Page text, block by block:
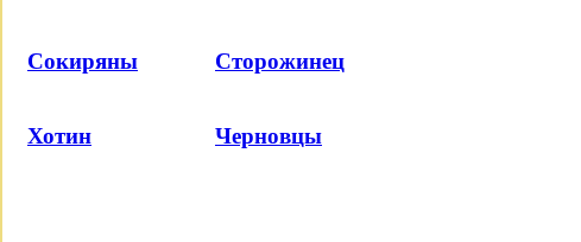
Сокиряны Сторожинец
Хотин Черновцы